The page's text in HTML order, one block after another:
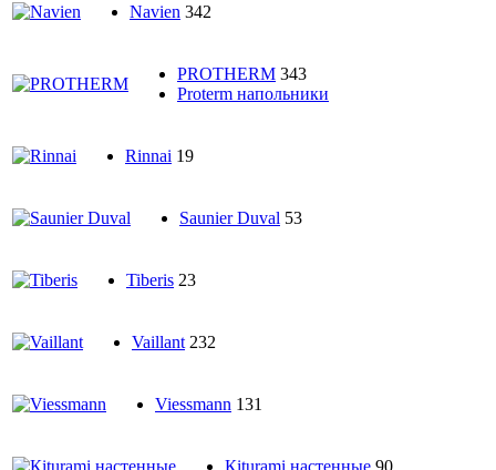
Navien 342
PROTHERM 343
Proterm напольники
Rinnai 19
Saunier Duval 53
Tiberis 23
Vaillant 232
Viessmann 131
Кiturami настенные 90